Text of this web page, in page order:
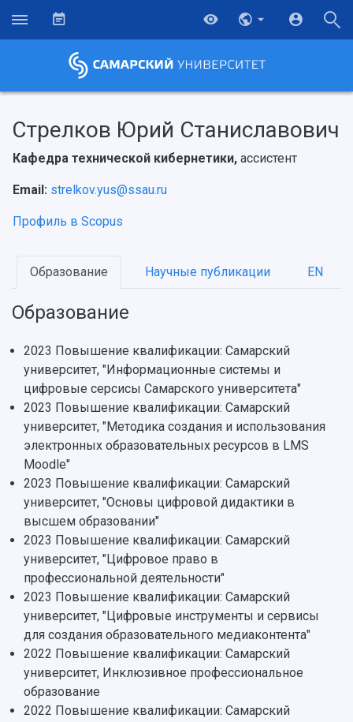
НАЗАД
Об университете
История
Ключевые факты
Рейтинги
Руководство
Наблюдательный совет
Попечительский совет
Ученый совет
Ректорат
Кадровый резерв
Персоналии
Сотрудники и преподаватели
Заслуженные деятели
Структура университета
Институты и факультеты
Новости
Главные новости
Бортжурнал
Объявления
События
СМИ об университете
Пресс-центр
Газета "Полет"
Газета "Самарский университет"
Мы в соцсетях
Мультимедиа
Подкасты
Просветительский проект "Одержимы
Образование
Почему я выбираю Самарский университет?
Абитуриенту
Бакалавриат и специалитет
Магистратура
Аспирантура
Формы обучения
Учебные планы
Дополнительное образование
Институты и факультеты
Образовательные программы
Профессорско-преподавательский состав
Расписание занятий
Стипендии
Научно-исследовательская деятельность
Основные научные направления
Научные школы и ведущие научные коллективы
Диссертационные советы
Подготовка научных кадров
Конкурс на замещение должностей научных
работников
Научно-технический совет
Научные проекты и темы
Аспирантура и докторантура
Справочные материалы
Научная инфраструктура
Научно-исследовательские подразделения
Структурная схема управления научно-
исследовательской деятельностью
Стрелков Юрий Станиславович
Кафедра технической кибернетики, ассистент
Email: strelkov.yus@ssau.ru
Профиль в Scopus
Образование Научные публикации EN
Образование
2023 Повышение квалификации: Самарский
университет, "Информационные системы и
цифровые серсисы Самарского университета"
2023 Повышение квалификации: Самарский
университет, "Методика создания и использования
электронных образовательных ресурсов в LMS
Moodle"
2023 Повышение квалификации: Самарский
университет, "Основы цифровой дидактики в
высшем образовании"
2023 Повышение квалификации: Самарский
университет, "Цифровое право в
профессиональной деятельности"
2023 Повышение квалификации: Самарский
университет, "Цифровые инструменты и сервисы
для создания образовательного медиаконтента"
2022 Повышение квалификации: Самарский
университет, Инклюзивное профессиональное
образование
2022 Повышение квалификации: Самарский